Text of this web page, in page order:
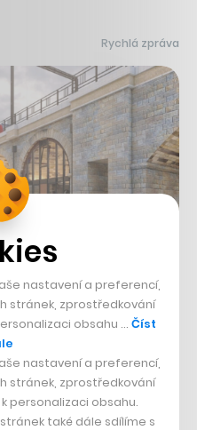
Rychlá zpráva
na pilotní
viaduktem
obdrželo stavební povolení
mezi mostními pilíři
viaduktu. Technická
přípravné stavební
nastavení a preferencí,
stránek, zprostředkování
obsahu … Číst
nastavení a preferencí,
stránek, zprostředkování
personalizaci obsahu.
také dále sdílíme s